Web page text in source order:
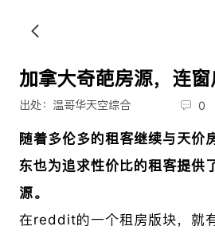
加拿大奇葩房源，连窗
出处：温哥华天空综合 0
随着多伦多的租客继续与天价
东也为追求性价比的租客提供
源。
在reddit的一个租房版块，就